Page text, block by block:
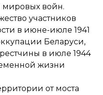
мировых войн.
участников
в июне-июле 1941
Беларуси,
в июле 1944
жизни
от моста